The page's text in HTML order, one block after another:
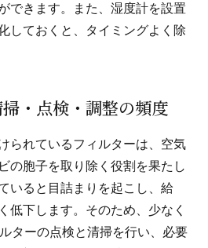
できます。また、湿度計を設置
しておくと、タイミングよく除
・点検・調整の頻度
られているフィルターは、空気
の胞子を取り除く役割を果たし
いると目詰まりを起こし、給
低下します。そのため、少なく
ターの点検と清掃を行い、必要